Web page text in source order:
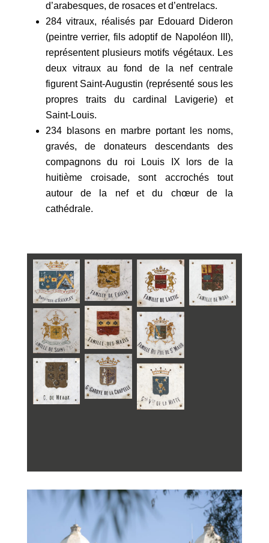
d’arabesques, de rosaces et d’entrelacs.
284 vitraux, réalisés par Edouard Dideron
(peintre verrier, fils adoptif de Napoléon III),
représentent plusieurs motifs végétaux. Les
deux vitraux au fond de la nef centrale
figurent Saint-Augustin (représenté sous les
propres traits du cardinal Lavigerie) et
Saint-Louis.
234 blasons en marbre portant les noms,
gravés, de donateurs descendants des
compagnons du roi Louis IX lors de la
huitième croisade, sont accrochés tout
autour de la nef et du chœur de la
cathédrale.